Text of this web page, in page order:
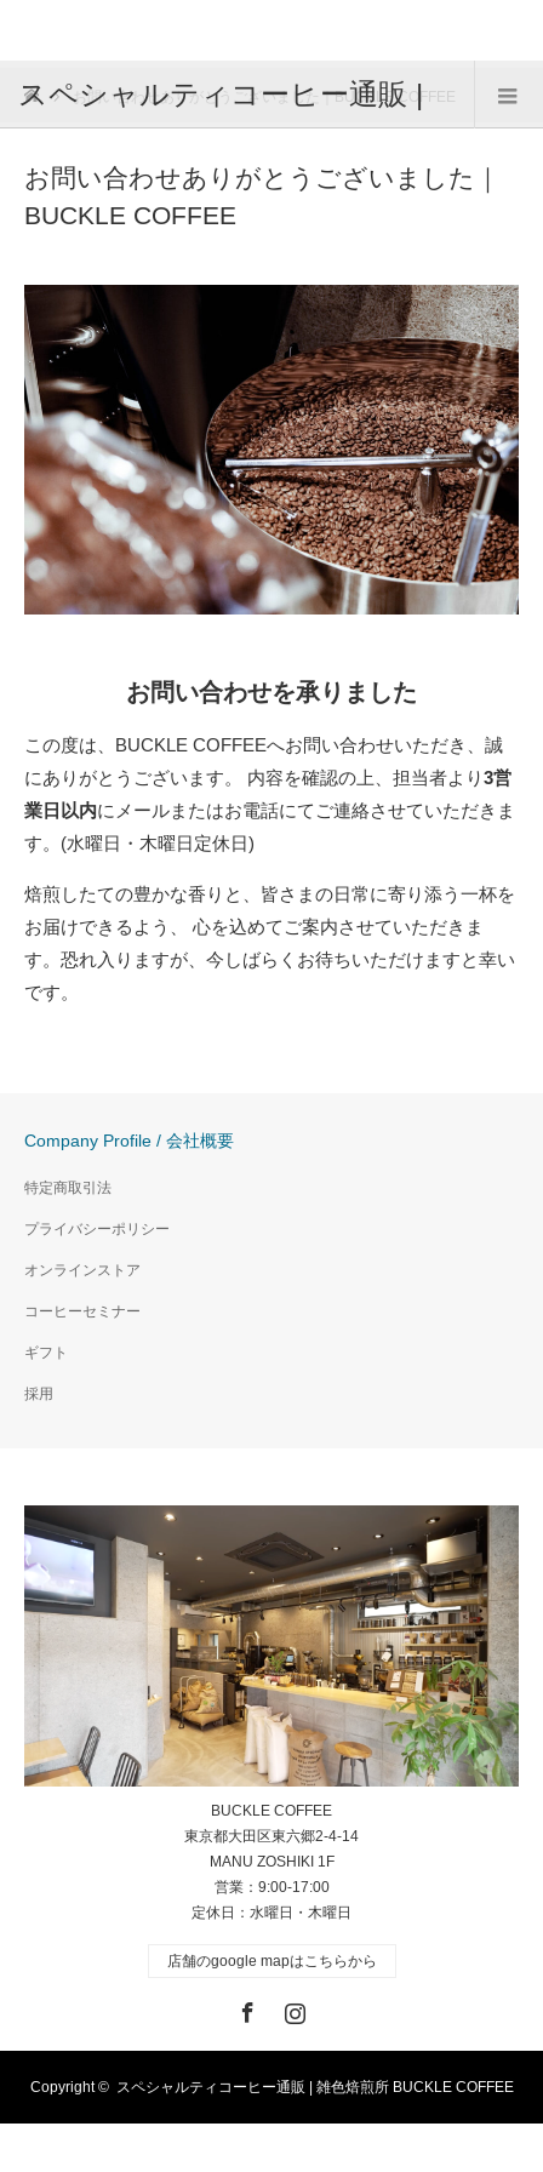
スペシャルティコーヒー通販 |
雑色焙煎所 BUCKLE COFFEE
お問い合わせありがとうございました｜BUCKLE COFFEE
お問い合わせありがとうございました｜
BUCKLE COFFEE
お問い合わせを承りました
この度は、BUCKLE COFFEEへお問い合わせいただき、誠
にありがとうございます。 内容を確認の上、担当者より3営
業日以内にメールまたはお電話にてご連絡させていただきま
す。(水曜日・木曜日定休日)
焙煎したての豊かな香りと、皆さまの日常に寄り添う一杯を
お届けできるよう、 心を込めてご案内させていただきま
す。恐れ入りますが、今しばらくお待ちいただけますと幸い
です。
Company Profile / 会社概要
特定商取引法
プライバシーポリシー
オンラインストア
コーヒーセミナー
ギフト
採用
BUCKLE COFFEE
東京都大田区東六郷2-4-14
MANU ZOSHIKI 1F
営業：9:00-17:00
定休日：水曜日・木曜日
店舗のgoogle mapはこちらから
Copyright © スペシャルティコーヒー通販 | 雑色焙煎所 BUCKLE COFFEE